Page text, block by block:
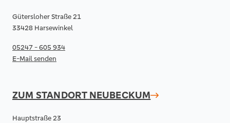
Gütersloher Straße 21
33428 Harsewinkel
05247 - 605 934
E-Mail senden
ZUM STANDORT NEUBECKUM
Hauptstraße 23